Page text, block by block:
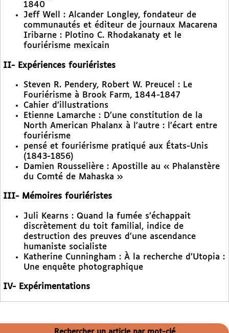
1840
Jeff Well : Alcander Longley, fondateur de
communautés et éditeur de journaux Macarena
Iribarne : Plotino C. Rhodakanaty et le
fouriérisme mexicain
II- Expériences fouriéristes
Steven R. Pendery, Robert W. Preucel : Le
Fouriérisme à Brook Farm, 1844-1847
Cahier d’illustrations
Etienne Lamarche : D’une constitution de la
North American Phalanx à l’autre : l’écart entre
fouriérisme
pensé et fouriérisme pratiqué aux États-Unis
(1843-1856)
Damien Rousselière : Apostille au « Phalanstère
du Comté de Mahaska »
III- Mémoires fouriéristes
Juli Kearns : Quand la fumée s’échappait
discrètement du toit familial, indice de
destruction des preuves d’une ascendance
humaniste socialiste
Katherine Cunningham : À la recherche d’Utopia :
Une enquête photographique
IV- Expérimentations